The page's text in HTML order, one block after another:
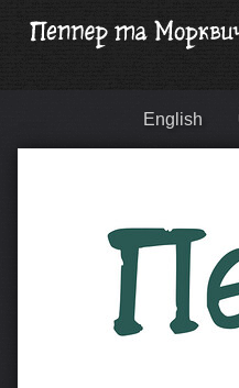
English